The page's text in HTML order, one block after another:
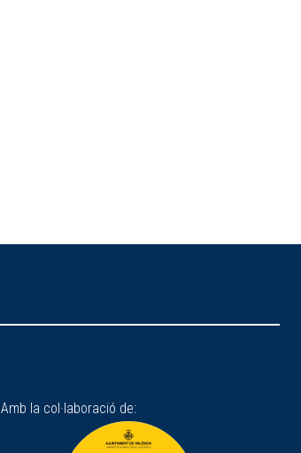
Amb la col·laboració de: